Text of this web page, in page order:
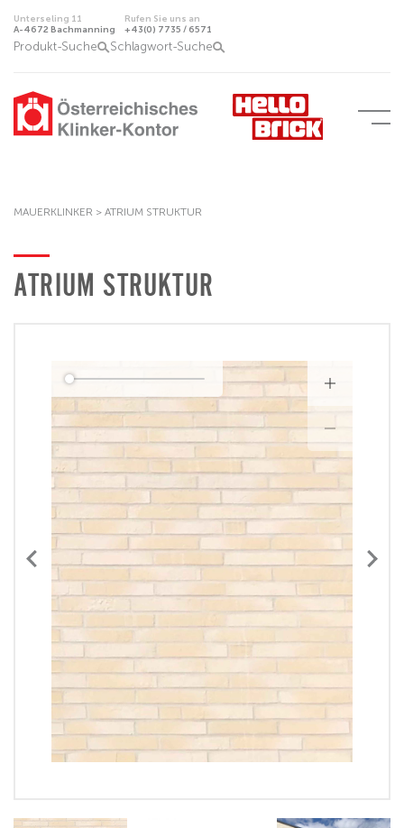
Unterseling 11
A-4672 Bachmanning
Rufen Sie uns an
+43(0) 7735 / 6571
Produkt-Suche Schlagwort-Suche
MAUERKLINKER > ATRIUM STRUKTUR
ATRIUM STRUKTUR